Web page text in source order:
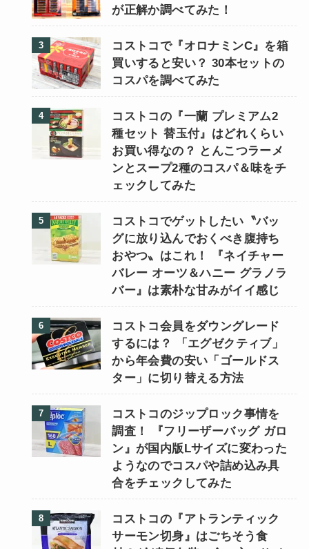
が正解か調べてみた！
コストコで『オロナミンC』を箱
買いすると安い？ 30本セットの
コスパを調べてみた
コストコの『一蘭 プレミアム2
種セット 替玉付』はどれくらい
お買い得なの？ とんこつラーメ
ンとスープ2種のコスパ＆味をチ
ェックしてみた
コストコでゲットしたい〝バッ
グに放り込んでおくべき腹持ち
おやつ〟はこれ！ 『ネイチャー
バレー オーツ＆ハニー グラノラ
バー』は素朴な甘みがイイ感じ
コストコ会員をダウングレード
するには？ 「エグゼクティブ」
から年会費の安い「ゴールドス
ター」に切り替える方法
コストコのジップロック事情を
調査！ 『フリーザーバッグ ガロ
ン』が国内版Lサイズに変わった
ようなのでコスパや詰め込み具
合をチェックしてみた
コストコの『アトランティック
サーモン切身』はごちそう食